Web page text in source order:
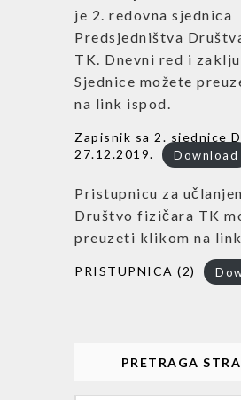
je 2. redovna sjednica
Predsjedništva
TK. Dnevni red i
Sjednice možete
na link ispod.
Zapisnik sa 2. sjednice
27.12.2019.
Download
Pristupnicu za
Društvo fizičara TK
preuzeti klikom na
PRISTUPNICA (2)
PRETRAGA